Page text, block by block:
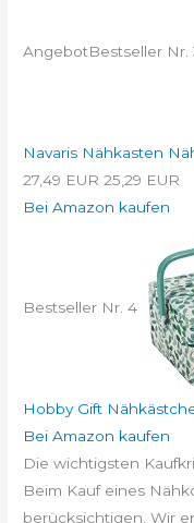
AngebotBestseller Nr.
Navaris Nähkasten
27,49 EUR 25,29 EUR
Bei Amazon kaufen
Bestseller Nr. 4
Hobby Gift
Bei Amazon kaufen
Die wichtigsten
Beim Kauf eines
berücksichtigen. Wir